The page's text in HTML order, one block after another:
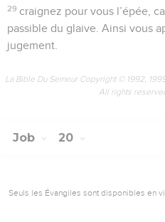
29 craignez pour vous l’épée,
passible du glaive. Ainsi vous
jugement.
La Bible Du Semeur Copyright © 1992,
All rights
Job 20
Seuls les Évangiles sont disponibles en